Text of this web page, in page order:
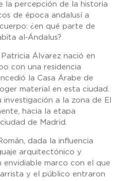
la percepción de la historia
de época andalusí a
¿en qué parte de
al-Ándalus?
Álvarez nació en
con una residencia
la Casa Árabe de
material en esta ciudad.
investigación a la zona de El
hacia la etapa
de Madrid.
dada la influencia
arquitectónico y
envidiable marco con el que
y el público entraron